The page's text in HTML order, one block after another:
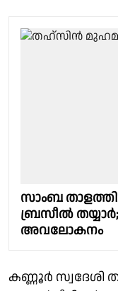
സാംബ
ബ്രസീൽ
അവലോകനം
കണ്ണൂർ സ്വദേശി